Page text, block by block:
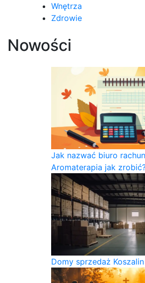
Wnętrza
Zdrowie
Nowości
Jak nazwać biuro
Aromaterapia jak
Domy sprzedaż Koszalin